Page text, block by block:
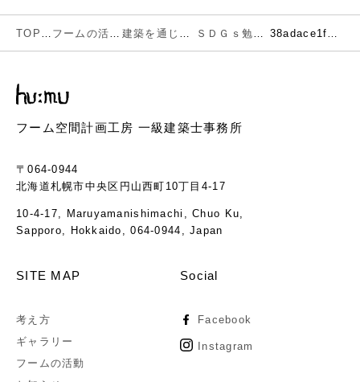
フーム空間計画工房 一級建築士事務所
〒064-0944
北海道札幌市中央区円山西町10丁目4-17
10-4-17, Maruyamanishimachi, Chuo Ku,
Sapporo, Hokkaido, 064-0944, Japan
SITE MAP
考え方
ギャラリー
フームの活動
Social
Facebook
Instagram